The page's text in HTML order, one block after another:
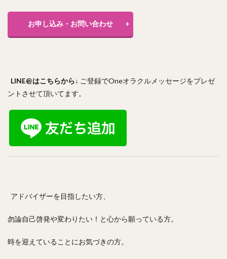
お申し込み・お問い合わせ
LINE@はこちらから↓ ご登録でOneオラクルメッセージをプレゼ
ントさせて頂いてます。
アドバイザーを目指したい方、
勿論自己啓発や変わりたい！と心から願っている方。
時を迎えていることにお気づきの方。